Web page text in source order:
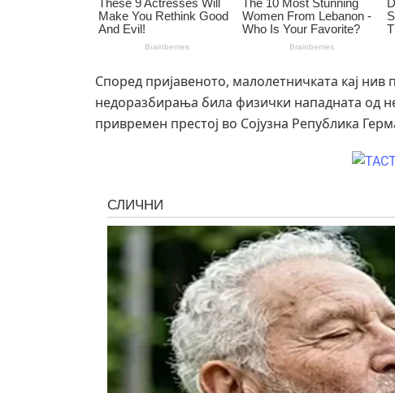
Според пријавеното, малолетничката кај нив
недоразбирања била физички нападната од
привремен престој во Сојузна Република